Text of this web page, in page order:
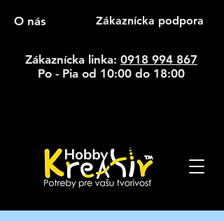
O nás Zákaznícka podpora
Zákaznícka linka: 0918 994 867
Po - Pia od 10:00 do 18:00